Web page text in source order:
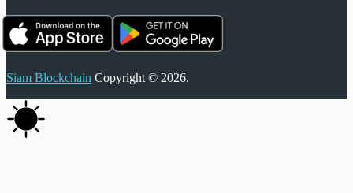
Siam Blockchain Copyright © 2026.